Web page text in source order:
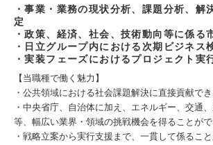
・事業・業務の現状分析、課題分析、解
定
・政策、経済、社会、技術動向等に係る
・日立グループ内における次期ビジネス
・実装フェーズにおけるプロジェクト実
【当職種で働く魅力】
・公共領域における社会課題解決に直接貢献で
・中央省庁、自治体に加え、エネルギー、交通
等、幅広い業界・領域の挑戦機会を得ることが
・戦略立案から実行支援まで、一貫して係るこ